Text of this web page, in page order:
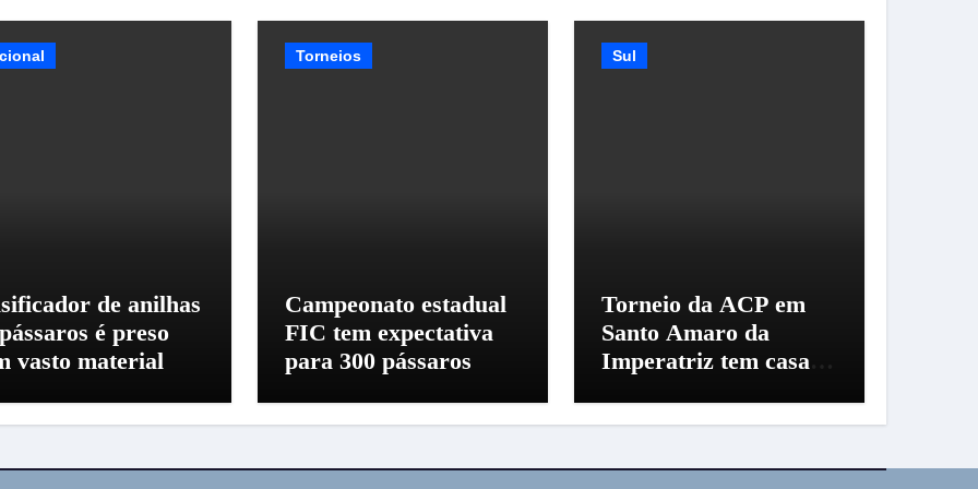
de anilhas
é preso
vasto material
Torneios
Campeonato estadual
FIC tem expectativa
para 300 pássaros
Sul
Torneio da ACP em
Santo Amaro da
Imperatriz tem casa